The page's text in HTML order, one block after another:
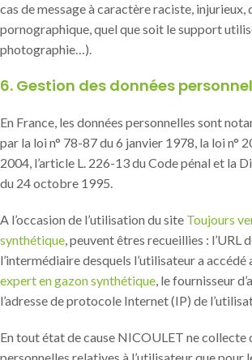
cas de message à caractère raciste, injurieux,
pornographique, quel que soit le support
photographie…).
6. Gestion des données
En France, les données personnelles sont
par la loi n° 78-87 du 6 janvier 1978, la loi n°
2004, l’article L. 226-13 du Code pénal et la
du 24 octobre 1995.
A l’occasion de l’utilisation du site Toujours
synthétique, peuvent êtres recueillies : l’URL
l’intermédiaire desquels l’utilisateur a accédé
expert en gazon synthétique, le fournisseur
l’adresse de protocole Internet (IP) de
En tout état de cause NICOULET ne collecte